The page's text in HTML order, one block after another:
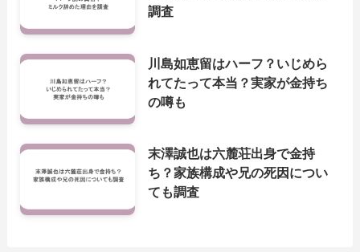
調査
川島如恵留はハーフ？いじめら
れてたって本当？実家が金持ち
の噂も
末澤誠也は六麓荘出身で金持
ち？家族構成や兄の死因につい
ても調査